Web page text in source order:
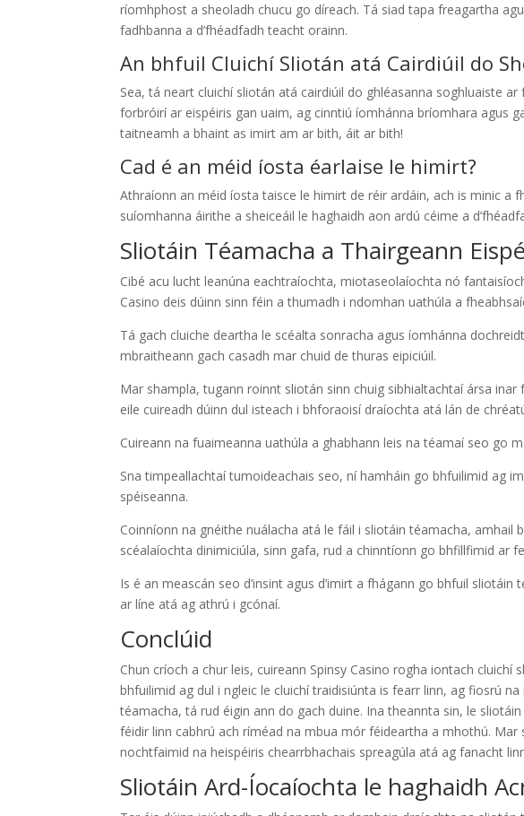
ríomhphost a sheoladh chucu go díreach. Tá siad tapa freagartha
fadhbanna a d’fhéadfadh teacht orainn.
An bhfuil Cluichí Sliotán atá Cairdiúil do
Sea, tá neart cluichí sliotán atá cairdiúil do ghléasanna soghluaiste
forbróirí ar eispéiris gan uaim, ag cinntiú íomhánna bríomhara agus
taitneamh a bhaint as imirt am ar bith, áit ar bith!
Cad é an méid íosta éarlaise le himirt?
Athraíonn an méid íosta taisce le himirt de réir ardáin, ach is minic a
suíomhanna áirithe a sheiceáil le haghaidh aon ardú céime a
Sliotáin Téamacha a Thairgeann
Cibé acu lucht leanúna eachtraíochta, miotaseolaíochta nó
Casino deis dúinn sinn féin a thumadh i ndomhan uathúla a
Tá gach cluiche deartha le scéalta sonracha agus íomhánna
mbraitheann gach casadh mar chuid de thuras eipiciúil.
Mar shampla, tugann roinnt sliotán sinn chuig sibhialtachtaí ársa
eile cuireadh dúinn dul isteach i bhforaoisí draíochta atá lán de
Cuireann na fuaimeanna uathúla a ghabhann leis na téamaí seo go
Sna timpeallachtaí tumoideachais seo, ní hamháin go bhfuilimid ag
spéiseanna.
Coinníonn na gnéithe nuálacha atá le fáil i sliotáin téamacha, amhail
scéalaíochta dinimiciúla, sinn gafa, rud a chinntíonn go bhfillfimid ar
Is é an meascán seo d’insint agus d’imirt a fhágann go bhfuil
ar líne atá ag athrú i gcónaí.
Conclúid
Chun críoch a chur leis, cuireann Spinsy Casino rogha iontach cluichí
bhfuilimid ag dul i ngleic le cluichí traidisiúnta is fearr linn, ag fiosrú
téamacha, tá rud éigin ann do gach duine. Ina theannta sin, le
féidir linn cabhrú ach ríméad na mbua mór féideartha a mhothú.
nochtfaimid na heispéiris chearrbhachais spreagúla atá ag fanacht
Sliotáin Ard-Íocaíochta le haghaidh